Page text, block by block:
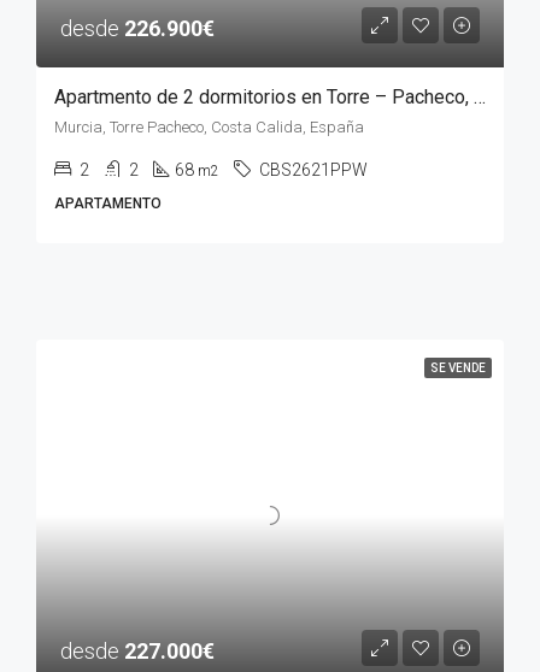
desde 226.900€
Apartmento de 2 dormitorios en Torre – Pacheco, MURCIA
Murcia, Torre Pacheco, Costa Calida, España
2 2 68 m2 CBS2621PPW
APARTAMENTO
SE VENDE
desde 227.000€